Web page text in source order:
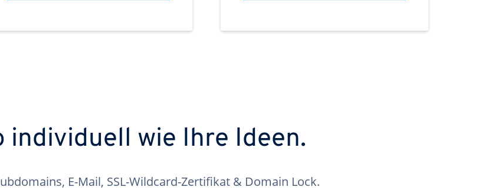
individuell wie Ihre Ideen.
E-Mail, SSL-Wildcard-Zertifikat & Domain Lock.